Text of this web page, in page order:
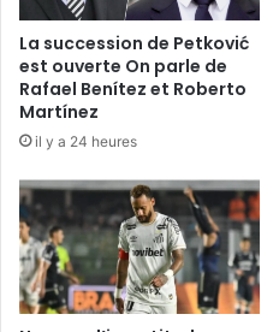
La succession de Petković
est ouverte On parle de
Rafael Benítez et Roberto
Martínez
il y a 24 heures